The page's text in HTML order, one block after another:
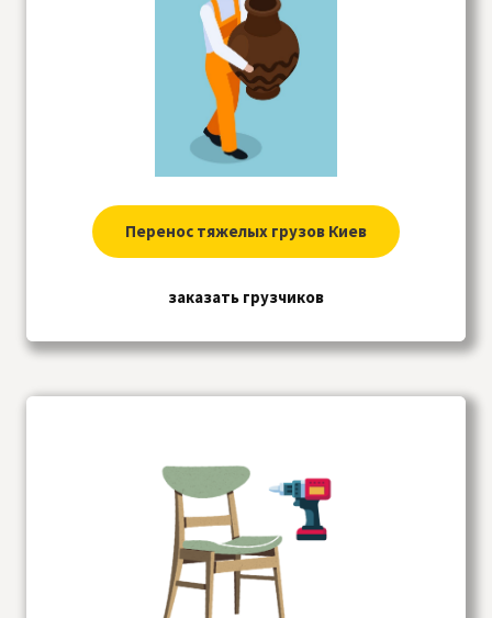
Перенос тяжелых грузов Киев
заказать грузчиков